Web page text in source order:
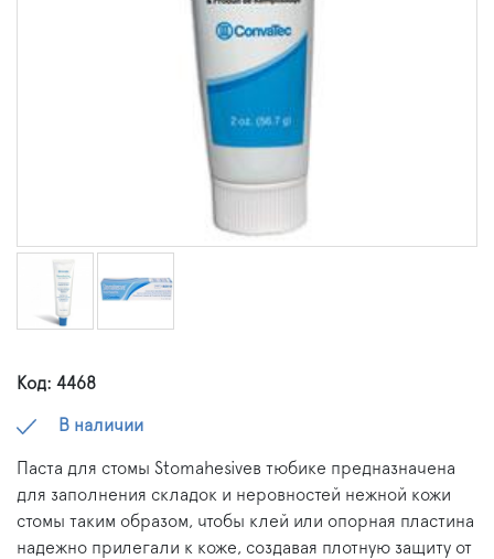
Код: 4468
В наличии
Паста для стомы Stomahesiveв тюбике предназначена
для заполнения складок и неровностей нежной кожи
стомы таким образом, чтобы клей или опорная пластина
надежно прилегали к коже, создавая плотную защиту от